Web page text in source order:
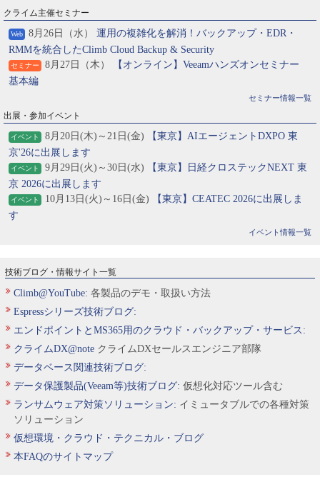
クライム主催セミナー
Web 8月26日（水） 運用の複雑化を解消！バックアップ・EDR・
RMMを統合したClimb Cloud Backup & Security
セミナー 8月27日（木）
【オンライン】Veeamハンズオンセミナー
基本編
セミナー情報一覧
出展・参加イベント
イベント 8月20日(木)～21日(金)
【東京】AIエージェントDXPO 東
京'26に出展します
イベント 9月29日(火)～30日(水)
【東京】日経クロステックNEXT 東
京 2026に出展します
イベント 10月13日(火)～16日(金)
【東京】CEATEC 2026に出展しま
す
イベント情報一覧
技術ブログ・情報サイト一覧
Climb@YouTube: 各製品のデモ・取扱い方法
Espressシリーズ技術ブログ:
エンドポイントとMS365用のクラウド・バックアップ・サービス:
クライムDX@note クライムDXセールスエンジニア部隊
データベース関連技術ブログ:
データ保護製品(Veeam等)技術ブログ: 仮想化対応ツール含む
ランサムウェア対策ソリューション: イミュータブルでの各種対策
ソリューション
仮想環境・クラウド・テクニカル・ブログ
本FAQのサイトマップ